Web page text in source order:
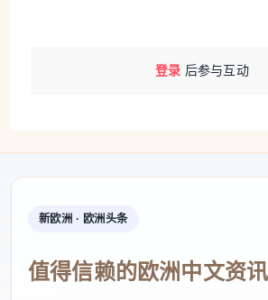
登录 后参与互动
新欧洲 · 欧洲头条
值得信赖的欧洲中文资